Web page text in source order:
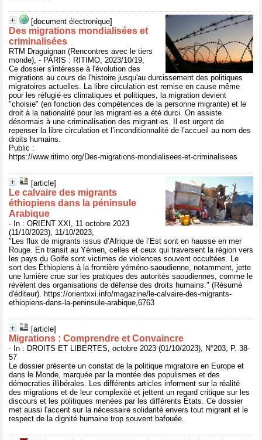
[document électronique]
Des migrations mondialisées et
criminalisées
RTM Draguignan (Rencontres avec le tiers
monde), - PARIS : RITIMO, 2023/10/19,
Ce dossier s'intéresse à l'évolution des
migrations au cours de l'histoire jusqu'au durcissement des politiques
migratoires actuelles. La libre circulation est remise en cause même
pour les réfugié·es climatiques et politiques, la migration devient
"choisie" (en fonction des compétences de la personne migrante) et le
droit à la nationalité pour les migrant·es a été durci. On assiste
désormais à une criminalisation des migrant·es. Il est urgent de
repenser la libre circulation et l’inconditionnalité de l’accueil au nom des
droits humains.
Public :
https://www.ritimo.org/Des-migrations-mondialisees-et-criminalisees
[article]
Le calvaire des migrants
éthiopiens dans la péninsule
Arabique
- In : ORIENT XXI, 11 octobre 2023
(11/10/2023), 11/10/2023,
"Les flux de migrants issus d’Afrique de l’Est sont en hausse en mer
Rouge. En transit au Yémen, celles et ceux qui traversent la région vers
les pays du Golfe sont victimes de violences souvent occultées. Le
sort des Éthiopiens à la frontière yéméno-saoudienne, notamment, jette
une lumière crue sur les pratiques des autorités saoudiennes, comme le
révèlent des organisations de défense des droits humains." (Résumé
d'éditeur). https://orientxxi.info/magazine/le-calvaire-des-migrants-
ethiopiens-dans-la-peninsule-arabique,6763
[article]
Migrations : Comprendre et Convaincre
- In : DROITS ET LIBERTES, octobre 2023 (01/10/2023), N°203, P. 38-
57
Le dossier présente un constat de la politique migratoire en Europe et
dans le Monde, marquée par la montée des populismes et des
démocraties illibérales. Les différents articles informent sur la réalité
des migrations et de leur complexité et jettent un regard critique sur les
discours et les politiques menées par les différents États. Ce dossier
met aussi l'accent sur la nécessaire solidarité envers tout migrant et le
respect de la dignité humaine trop souvent bafouée.